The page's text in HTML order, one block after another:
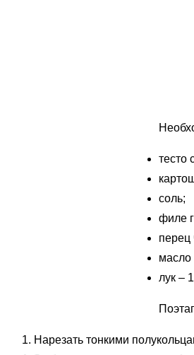
тесто
соль;
филе
перец
масло
лук –
Нарезать тонкими